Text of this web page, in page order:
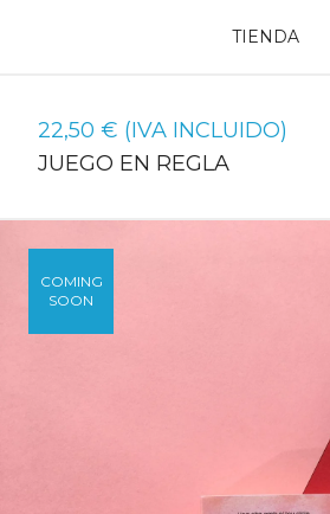
TIENDA
22,50 € (IVA INCLUIDO)
JUEGO EN REGLA
COMING
SOON